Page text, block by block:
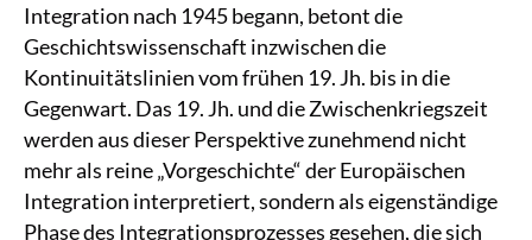
Integration nach 1945 begann, betont die
Geschichtswissenschaft inzwischen die
Kontinuitätslinien vom frühen 19. Jh. bis in die
Gegenwart. Das 19. Jh. und die Zwischenkriegszeit
werden aus dieser Perspektive zunehmend nicht
mehr als reine „Vorgeschichte“ der Europäischen
Integration interpretiert, sondern als eigenständige
Phase des Integrationsprozesses gesehen, die sich